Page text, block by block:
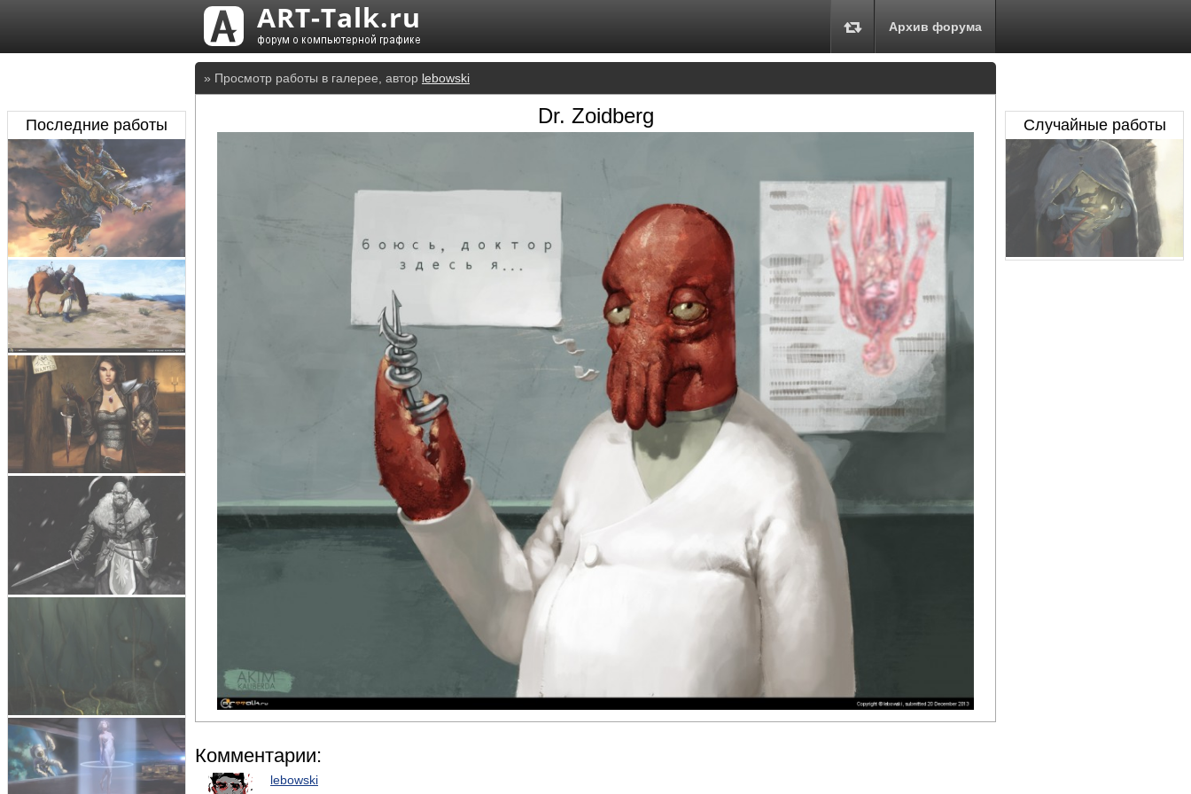
Архив форума
» Просмотр работы в галерее, автор lebowski
Dr. Zoidberg
Комментарии:
lebowski
Последние работы Случайные работы